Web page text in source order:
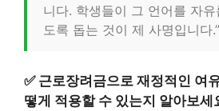
니다. 학생들이 그 언어를 자
도록 돕는 것이 제 사명입니다
✅ 근로장려금으로 재정적인 여
떻게 적용할 수 있는지 알아보세